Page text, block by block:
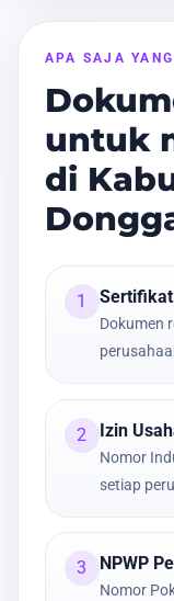
APA SAJA
untuk
di
1 Sertifikat
Dokumen
2 Izin
Nomor
setiap
3 NPWP
Nomor